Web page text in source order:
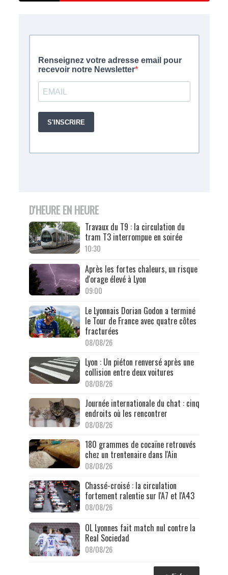
D'HEURE EN HEURE
Travaux du T9 : la circulation du
tram T3 interrompue en soirée
10:30
Après les fortes chaleurs, un risque
d'orage élevé à Lyon
09:00
Le Lyonnais Dorian Godon a terminé
le Tour de France avec quatre côtes
fracturées
08/08/26
Lyon : Un piéton renversé après une
collision entre deux voitures
08/08/26
Journée internationale du chat : cinq
endroits où les rencontrer
08/08/26
180 grammes de cocaïne retrouvés
chez un trentenaire dans l'Ain
08/08/26
Chassé-croisé : la circulation
fortement ralentie sur l'A7 et l'A43
08/08/26
OL Lyonnes fait match nul contre la
Real Sociedad
08/08/26